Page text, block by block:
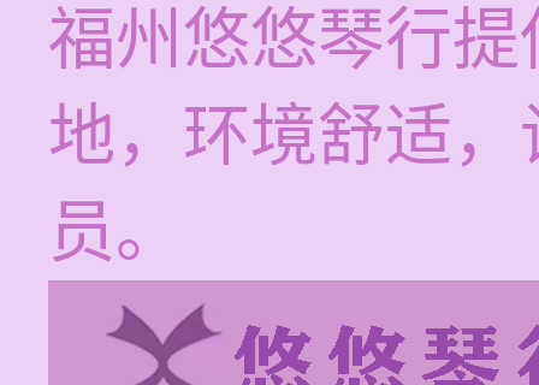
福州悠悠琴行
地，环境舒适
员。